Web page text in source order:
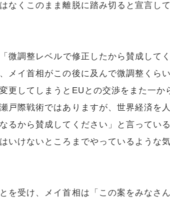
なくこのまま離脱に踏み切ると宣言し
微調整レベルで修正したから賛成して
メイ首相がこの後に及んで微調整くら
更してしまうとEUとの交渉をまた一か
戸際戦術ではありますが、世界経済を
るから賛成してください」と言ってい
いけないところまでやっているような
を受け、メイ首相は「この案をみなさ